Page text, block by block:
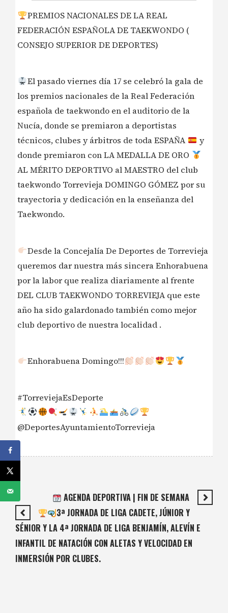
PREMIOS NACIONALES DE LA REAL
FEDERACIÓN ESPAÑOLA DE TAEKWONDO (
CONSEJO SUPERIOR DE DEPORTES)
El pasado viernes día 17 se celebró la gala de
los premios nacionales de la Real Federación
española de taekwondo en el auditorio de la
Nucía, donde se premiaron a deportistas
técnicos, clubes y árbitros de toda ESPAÑA
y
donde premiaron con LA MEDALLA DE ORO
AL MÉRITO DEPORTIVO al MAESTRO del club
taekwondo Torrevieja DOMINGO GÓMEZ por su
trayectoria y dedicación en la enseñanza del
Taekwondo.
Desde la Concejalía De Deportes de Torrevieja
queremos dar nuestra más sincera Enhorabuena
por la labor que realiza diariamente al frente
DEL CLUB TAEKWONDO TORREVIEJA que este
año ha sido galardonado también como mejor
club deportivo de nuestra localidad .
Enhorabuena Domingo!!!
#TorreviejaEsDeporte
@DeportesAyuntamientoTorrevieja
AGENDA DEPORTIVA | FIN DE SEMANA
3ª JORNADA DE LIGA CADETE, JÚNIOR Y
SÉNIOR Y LA 4ª JORNADA DE LIGA BENJAMÍN, ALEVÍN E
INFANTIL DE NATACIÓN CON ALETAS Y VELOCIDAD EN
INMERSIÓN POR CLUBES.